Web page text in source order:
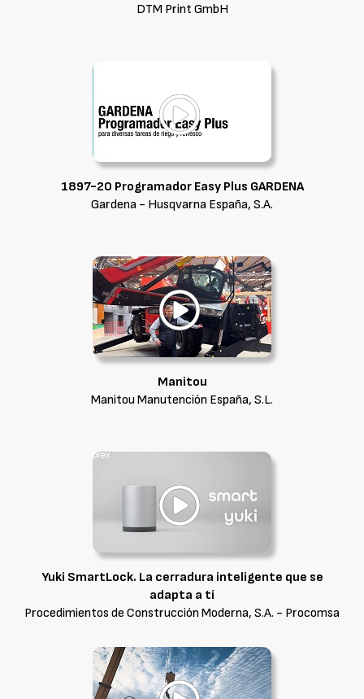
DTM Print GmbH
1897-20 Programador Easy Plus GARDENA
Gardena - Husqvarna España, S.A.
Manitou
Manitou Manutención España, S.L.
Yuki SmartLock. La cerradura inteligente que se
adapta a tí
Procedimientos de Construcción Moderna, S.A. - Procomsa